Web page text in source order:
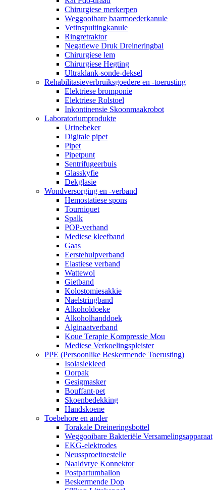
Chirurgiese merkerpen
Weggooibare baarmoederkanule
Vetinspuitingkanule
Ringretraktor
Negatiewe Druk Dreineringbal
Chirurgiese lem
Chirurgiese Hegting
Ultraklank-sonde-deksel
Rehabilitasieverbruiksgoedere en -toerusting
Elektriese bromponie
Elektriese Rolstoel
Inkontinensie Skoonmaakrobot
Laboratoriumprodukte
Urinebeker
Digitale pipet
Pipet
Pipetpunt
Sentrifugeerbuis
Glasskyfie
Dekglasie
Wondversorging en -verband
Hemostatiese spons
Tourniquet
Spalk
POP-verband
Mediese kleefband
Gaas
Eerstehulpverband
Elastiese verband
Wattewol
Gietband
Kolostomiesakkie
Naelstringband
Alkoholdoeke
Alkoholhanddoek
Alginaatverband
Koue Terapie Kompressie Mou
Mediese Verkoelingspleister
PPE (Persoonlike Beskermende Toerusting)
Isolasiekleed
Oorpak
Gesigmasker
Bouffant-pet
Skoenbedekking
Handskoene
Toebehore en ander
Torakale Dreineringsbottel
Weggooibare Bakteriële Versamelingsapparaat
EKG-elektrodes
Neussproeitoestelle
Naaldvrye Konnektor
Postpartumballon
Beskermende Dop